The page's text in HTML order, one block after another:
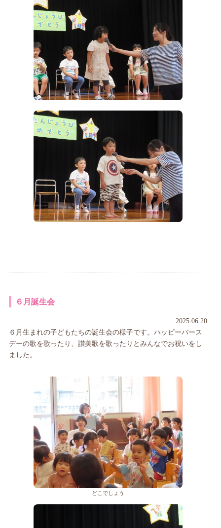
６月誕生会
2025.06.20
６月生まれの子どもたちの誕生会の様子です。ハッピーバース
デーの歌を歌ったり、讃美歌を歌ったりとみんなでお祝いをし
ました。
どこでしょう